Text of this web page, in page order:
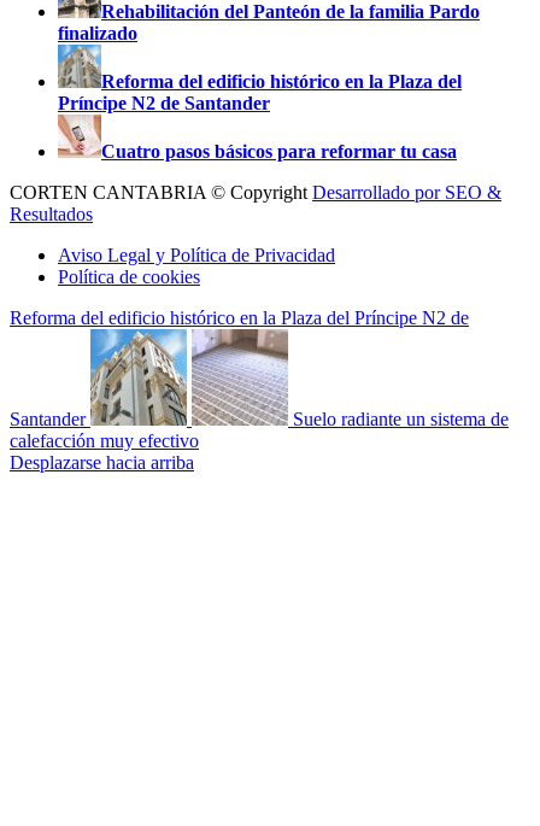
Rehabilitación del Panteón de la familia Pardo
finalizado
Reforma del edificio histórico en la Plaza del
Príncipe N2 de Santander
Cuatro pasos básicos para reformar tu casa
CORTEN CANTABRIA © Copyright Desarrollado por SEO &
Resultados
Aviso Legal y Política de Privacidad
Política de cookies
Reforma del edificio histórico en la Plaza del Príncipe N2 de
Santander
Suelo radiante un sistema de
calefacción muy efectivo
Desplazarse hacia arriba